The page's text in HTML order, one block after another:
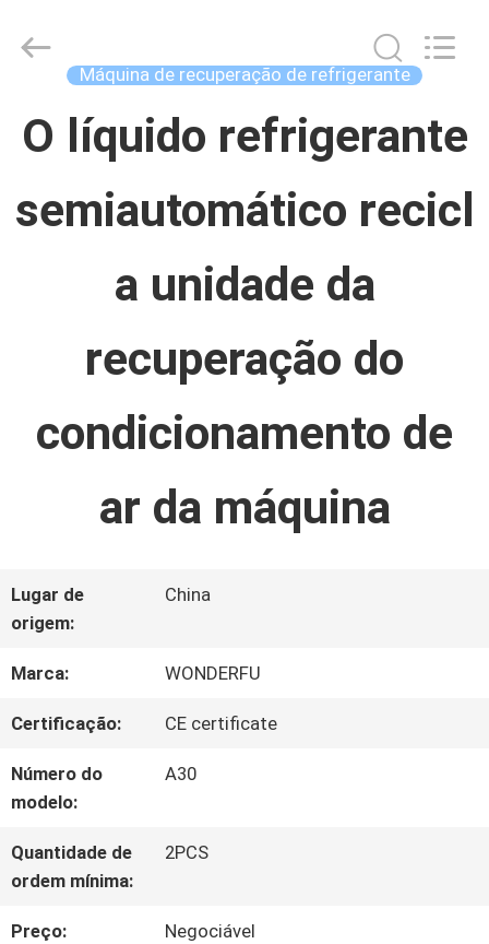
CASA
PRODUTOS
EXCURSÃO
FÁBRICA
CONTROLE
CONTACTE-
Online
Market.
Developed
Máquina de recuperação de refrigerante
O líquido refrigerante
semiautomático recicl
a unidade da
recuperação do
condicionamento de
ar da máquina
Lugar de
origem:
China
Marca: WONDERFU
Certificação: CE certificate
Número do
modelo:
A30
Quantidade de
ordem mínima:
2PCS
Preço: Negociável